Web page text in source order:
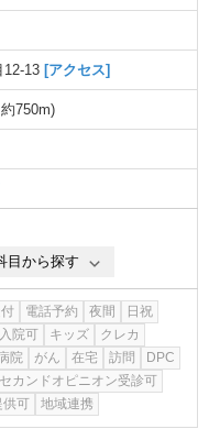
12-13 [アクセス]
750m)
目から探す
電話予約 夜間
日祝
入院可 キッズ
クレカ
院 がん 在宅 訪問
DPC
セカンドオピニオン受診可
供可
地域連携